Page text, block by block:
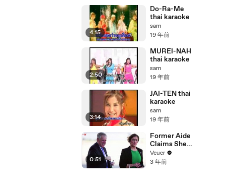
4:15
Do-Ra-Me
thai karaoke
sam
19 年前
2:50
MUREI-NAH
thai karaoke
sam
19 年前
3:14
JAI-TEN thai
karaoke
sam
19 年前
0:51
Former Aide
Claims She
Was Asked to
Make a ‘Hit
Veuer
3 年前